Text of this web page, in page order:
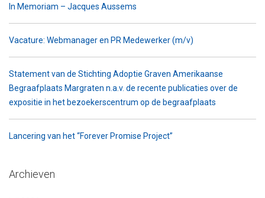
In Memoriam – Jacques Aussems
Vacature: Webmanager en PR Medewerker (m/v)
Statement van de Stichting Adoptie Graven Amerikaanse
Begraafplaats Margraten n.a.v. de recente publicaties over de
expositie in het bezoekerscentrum op de begraafplaats
Lancering van het “Forever Promise Project”
Archieven